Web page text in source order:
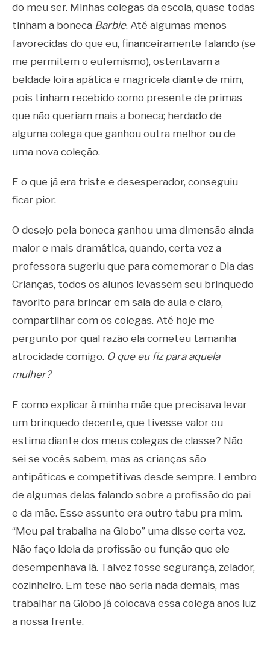
do meu ser. Minhas colegas da escola, quase todas
tinham a boneca Barbie. Até algumas menos
favorecidas do que eu, financeiramente falando (se
me permitem o eufemismo), ostentavam a
beldade loira apática e magricela diante de mim,
pois tinham recebido como presente de primas
que não queriam mais a boneca; herdado de
alguma colega que ganhou outra melhor ou de
uma nova coleção.
E o que já era triste e desesperador, conseguiu
ficar pior.
O desejo pela boneca ganhou uma dimensão ainda
maior e mais dramática, quando, certa vez a
professora sugeriu que para comemorar o Dia das
Crianças, todos os alunos levassem seu brinquedo
favorito para brincar em sala de aula e claro,
compartilhar com os colegas. Até hoje me
pergunto por qual razão ela cometeu tamanha
atrocidade comigo. O que eu fiz para aquela
mulher?
E como explicar à minha mãe que precisava levar
um brinquedo decente, que tivesse valor ou
estima diante dos meus colegas de classe? Não
sei se vocês sabem, mas as crianças são
antipáticas e competitivas desde sempre. Lembro
de algumas delas falando sobre a profissão do pai
e da mãe. Esse assunto era outro tabu pra mim.
“Meu pai trabalha na Globo” uma disse certa vez.
Não faço ideia da profissão ou função que ele
desempenhava lá. Talvez fosse segurança, zelador,
cozinheiro. Em tese não seria nada demais, mas
trabalhar na Globo já colocava essa colega anos luz
a nossa frente.